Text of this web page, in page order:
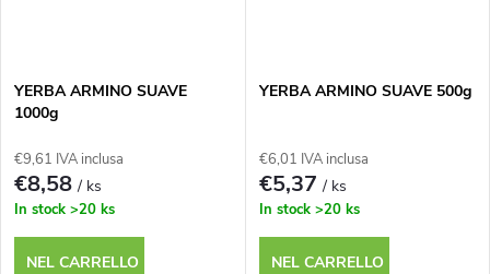
YERBA ARMINO SUAVE
1000g
€9,61 IVA inclusa
€8,58/ ks
In stock >20 ks
NEL CARRELLO
YERBA ARMINO SUAVE 500g
€6,01 IVA inclusa
€5,37/ ks
In stock >20 ks
NEL CARRELLO